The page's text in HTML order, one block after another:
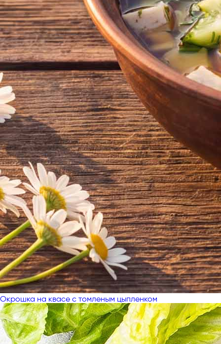
Окрошка на квасе с томленым цыпленком